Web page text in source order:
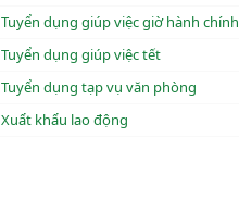
Tuyển dụng giúp việc giờ hành chính
Tuyển dụng giúp việc tết
Tuyển dụng tạp vụ văn phòng
Xuẩt khẩu lao động